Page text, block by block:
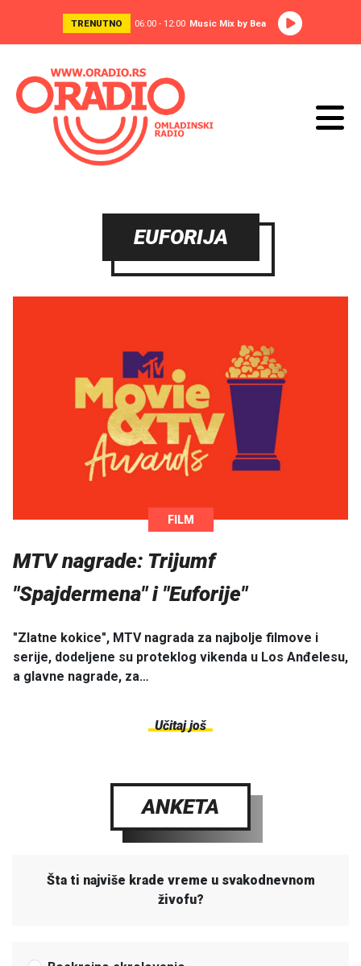
TRENUTNO 06:00 - 12:00 Music Mix by Bea
EUFORIJA
FILM
MTV nagrade: Trijumf
"Spajdermena" i "Euforije"
"Zlatne kokice", MTV nagrada za najbolje filmove i
serije, dodeljene su proteklog vikenda u Los Anđelesu,
a glavne nagrade, za…
Učitaj još
ANKETA
Šta ti najviše krade vreme u svakodnevnom
živofu?